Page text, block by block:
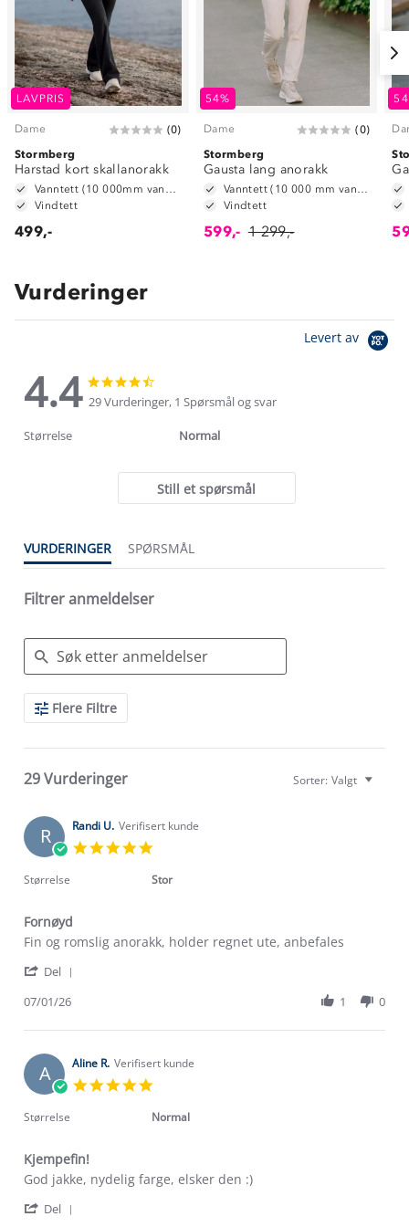
LAVPRIS
Dame (0)
Stormberg
Harstad kort skallanorakk
Vindtett
499,-
54%
Dame (0)
Stormberg
Gausta lang anorakk
Vindtett
599,- 1 299,-
Vurderinger
Levert av
4.4
4.4
star
rating
star
rating
29 Vurderinger, 1 Spørsmål og svar
Størrelse Normal
Still et spørsmål
VURDERINGER SPØRSMÅL
Filtrer anmeldelser
Search
ReviewsFlere Filtre
29 Vurderinger Sorter: Valgt
R Randi U. Verifisert kunde
rating
Størrelse Stor
Fornøyd
Review
Randi
on
Jan
review
Fornøyd
Fin og romslig anorakk, holder regnet ute, anbefales
Del
Randi
on
7
Jan
07/01/26 1 0
A Aline R. Verifisert kunde
rating
Størrelse Normal
Kjempefin!
Review
Aline
review
Kjempefin!
God jakke, nydelig farge, elsker den :)
Del